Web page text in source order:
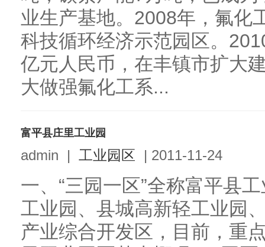
业生产基地。2008年，氟化
科技循环经济示范园区。
亿元人民币，在丰镇市扩大
大做强氟化工系...
富平县庄里工业园
admin | 工业园区 | 2011-11-24
一、“三园一区”全称富平县
工业园、县城高新轻工业园
产业综合开发区，目前，重